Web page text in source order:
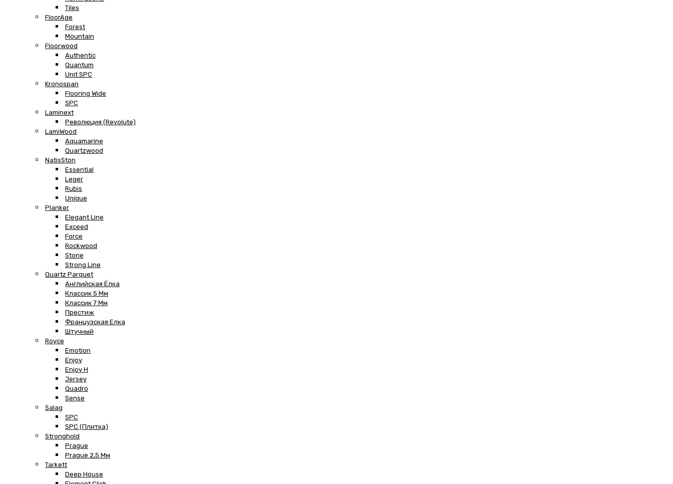
Tiles
FloorAge
Forest
Mountain
Floorwood
Authentic
Quantum
Unit SPC
Kronospan
Flooring Wide
SPC
Laminext
Революция (Revolute)
LamiWood
Aquamarine
Quartzwood
NatisSton
Essential
Leger
Rubis
Unique
Planker
Elegant Line
Exceed
Force
Rockwood
Stone
Strong Line
Quartz Parquet
Английская Ёлка
Классик 5 Мм
Классик 7 Мм
Престиж
Французская Елка
Штучный
Royce
Emotion
Enjoy
Enjoy H
Jersey
Quadro
Sense
Salag
SPC
SPC (плитка)
Stronghold
Prague
Prague 2,5 Мм
Tarkett
Deep House